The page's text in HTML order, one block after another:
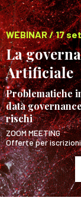
WEBINAR / 17
La
Artificiale
Problematiche
data
rischi
ZOOM MEETING
Offerte per